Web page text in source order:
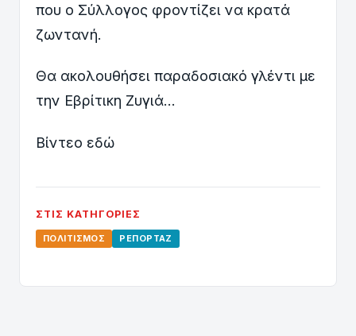
που ο Σύλλογος φροντίζει να κρατά
ζωντανή.
Θα ακολουθήσει παραδοσιακό γλέντι με
την Εβρίτικη Ζυγιά...
Βίντεο εδώ
ΣΤΙΣ ΚΑΤΗΓΟΡΊΕΣ
ΠΟΛΙΤΙΣΜΌΣ ΡΕΠΟΡΤΆΖ